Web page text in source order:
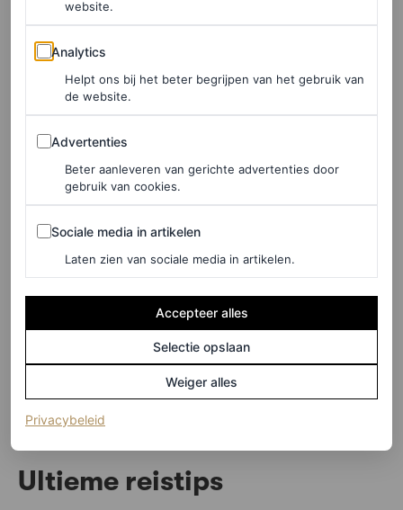
©LOUIS VUITTON
Ultieme reistips
website.
Analytics
Analytics
Helpt ons bij het beter begrijpen van het gebruik van
de website.
Advertenties
Advertenties
Beter aanleveren van gerichte advertenties door
gebruik van cookies.
Sociale media in artikelen
Sociale media in artikelen
Laten zien van sociale media in artikelen.
Accepteer alles
Selectie opslaan
Weiger alles
Privacybeleid